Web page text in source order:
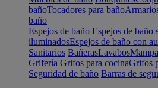
bañoTocadores para baño
baño
Espejos de baño Espejos de baño
iluminadosEspejos de baño con
Sanitarios BañerasLavabos
Grifería Grifos para cocinaGrifos
Seguridad de baño Barras de